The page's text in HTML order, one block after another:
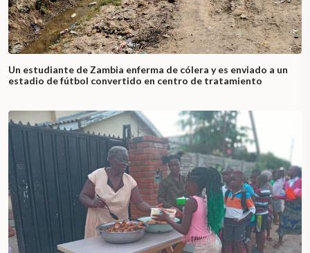
Un estudiante de Zambia enferma de cólera y es enviado a un
estadio de fútbol convertido en centro de tratamiento